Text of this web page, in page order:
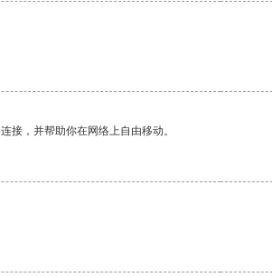
接，并帮助你在网络上自由移动。